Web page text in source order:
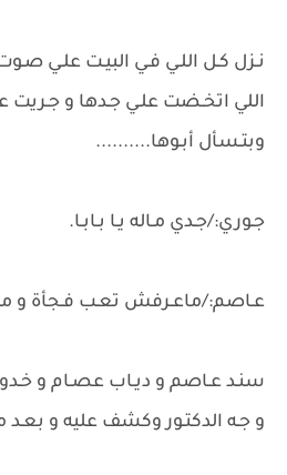
نـزل كـل اللـي فـي البيـت علـي
اللي اتخـضت علـي جـدها و جـريت
وبتـسأل أبـوها..........
جـوري:/جـدي مـاله يـا بـابـا.
عـاصم:/ماعـرفش تعـب فـجأة و
سنـد عـاصم و ديـاب عصـام و
و جـه الدكتـور وكشف عليه و